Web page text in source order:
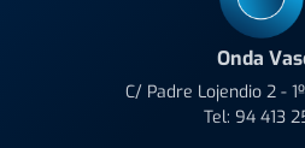
Onda
C/ Padre Lojendio 2 -
Tel: 94 413